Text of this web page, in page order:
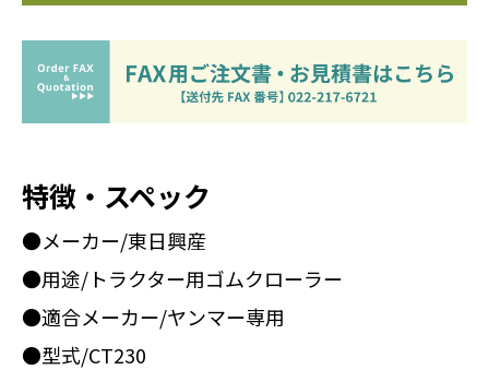
特徴・スペック
●メーカー/東日興産
●用途/トラクター用ゴムクローラー
●適合メーカー/ヤンマー専用
●型式/CT230